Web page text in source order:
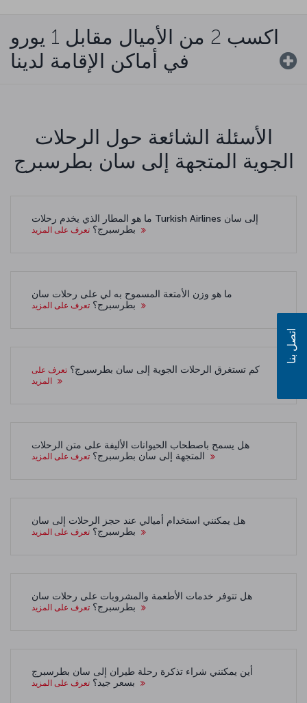
اكسب 2 من الأميال مقابل 1 يورو
في أماكن الإقامة لدينا
الأسئلة الشائعة حول الرحلات
الجوية المتجهة إلى سان بطرسبرج
ما هو المطار الذي يخدم رحلات Turkish Airlines إلى سان
بطرسبرج؟
ما هو وزن الأمتعة المسموح به لي على رحلات سان
بطرسبرج؟
كم تستغرق الرحلات الجوية إلى سان بطرسبرج؟ تعرف على
هل يسمح باصطحاب الحيوانات الأليفة على متن الرحلات
المتجهة إلى سان بطرسبرج؟
هل يمكنني استخدام أميالي عند حجز الرحلات إلى سان
بطرسبرج؟
هل تتوفر خدمات الأطعمة والمشروبات على رحلات سان
بطرسبرج؟
أين يمكنني شراء تذكرة رحلة طيران إلى سان بطرسبرج
بسعر جيد؟
اتصل بنا